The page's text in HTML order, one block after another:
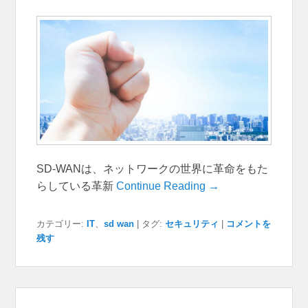
SD-WANは、ネットワークの世界に革命をもた
らしている革新Continue Reading →
カテゴリー: IT、sd wan タグ: セキュリティ
コメントを
残す